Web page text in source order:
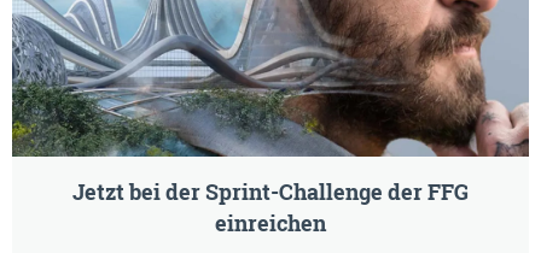
Jetzt bei der Sprint-Challenge der FFG
einreichen